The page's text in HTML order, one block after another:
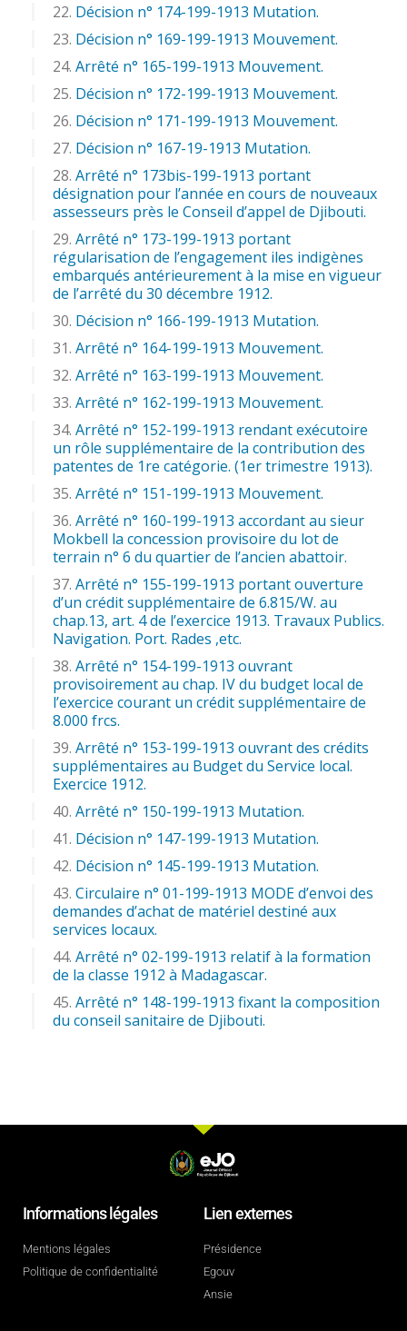
Décision n° 174-199-1913 Mutation.
Décision n° 169-199-1913 Mouvement.
Arrêté n° 165-199-1913 Mouvement.
Décision n° 172-199-1913 Mouvement.
Décision n° 171-199-1913 Mouvement.
Décision n° 167-19-1913 Mutation.
Arrêté n° 173bis-199-1913 portant
désignation pour l’année en cours de nouveaux
assesseurs près le Conseil d’appel de Djibouti.
Arrêté n° 173-199-1913 portant
régularisation de l’engagement iles indigènes
embarqués antérieurement à la mise en vigueur
de l’arrêté du 30 décembre 1912.
Décision n° 166-199-1913 Mutation.
Arrêté n° 164-199-1913 Mouvement.
Arrêté n° 163-199-1913 Mouvement.
Arrêté n° 162-199-1913 Mouvement.
Arrêté n° 152-199-1913 rendant exécutoire
un rôle supplémentaire de la contribution des
patentes de 1re catégorie. (1er trimestre 1913).
Arrêté n° 151-199-1913 Mouvement.
Arrêté n° 160-199-1913 accordant au sieur
Mokbell la concession provisoire du lot de
terrain n° 6 du quartier de l’ancien abattoir.
Arrêté n° 155-199-1913 portant ouverture
d’un crédit supplémentaire de 6.815/W. au
chap.13, art. 4 de l’exercice 1913. Travaux Publics.
Navigation. Port. Rades ,etc.
Arrêté n° 154-199-1913 ouvrant
provisoirement au chap. IV du budget local de
l’exercice courant un crédit supplémentaire de
8.000 frcs.
Arrêté n° 153-199-1913 ouvrant des crédits
supplémentaires au Budget du Service local.
Exercice 1912.
Arrêté n° 150-199-1913 Mutation.
Décision n° 147-199-1913 Mutation.
Décision n° 145-199-1913 Mutation.
Circulaire n° 01-199-1913 MODE d’envoi des
demandes d’achat de matériel destiné aux
services locaux.
Arrêté n° 02-199-1913 relatif à la formation
de la classe 1912 à Madagascar.
Arrêté n° 148-199-1913 fixant la composition
du conseil sanitaire de Djibouti.
Informations légales
Mentions légales
Politique de confidentialité
Lien externes
Présidence
Egouv
Ansie